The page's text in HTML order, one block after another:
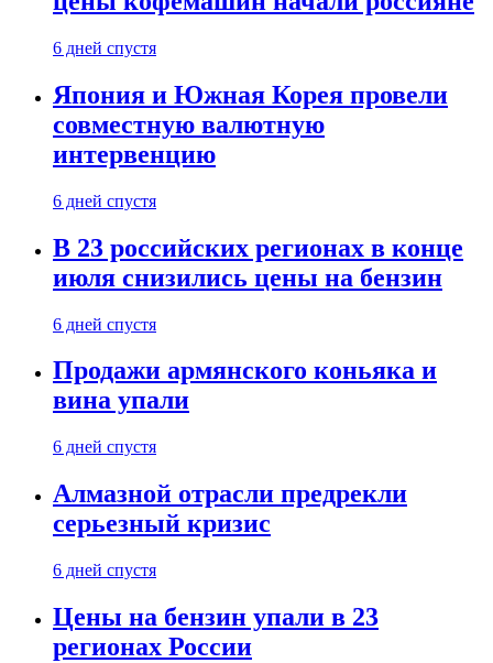
6 дней спустя
Япония и Южная Корея провели
совместную валютную
интервенцию
6 дней спустя
В 23 российских регионах в конце
июля снизились цены на бензин
6 дней спустя
Продажи армянского коньяка и
вина упали
6 дней спустя
Алмазной отрасли предрекли
серьезный кризис
6 дней спустя
Цены на бензин упали в 23
регионах России